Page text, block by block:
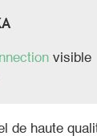
visible
de haute